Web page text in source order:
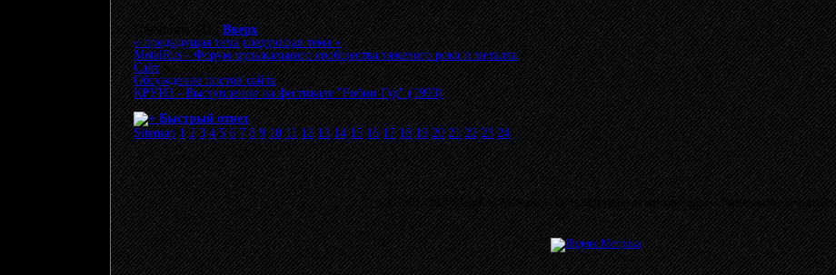
Страницы: [1]Вверх
« предыдущая тема следующая тема »
MetalRus - Форум музыкального сообщества тяжелого рока и металла»
Сайт»
Обсуждение постов сайта»
КРУИЗ - Выступление на фестивале "Робин Гуд" (1993)
Быстрый ответ
Sitemap 1 2 3 4 5 6 7 8 9 10 11 12 13 14 15 16 17 18 19 20 21 22 23 24
© 2003 - 2026 MetalRus. Материалы сайта защищены авторским правом. Копирование запрещено.